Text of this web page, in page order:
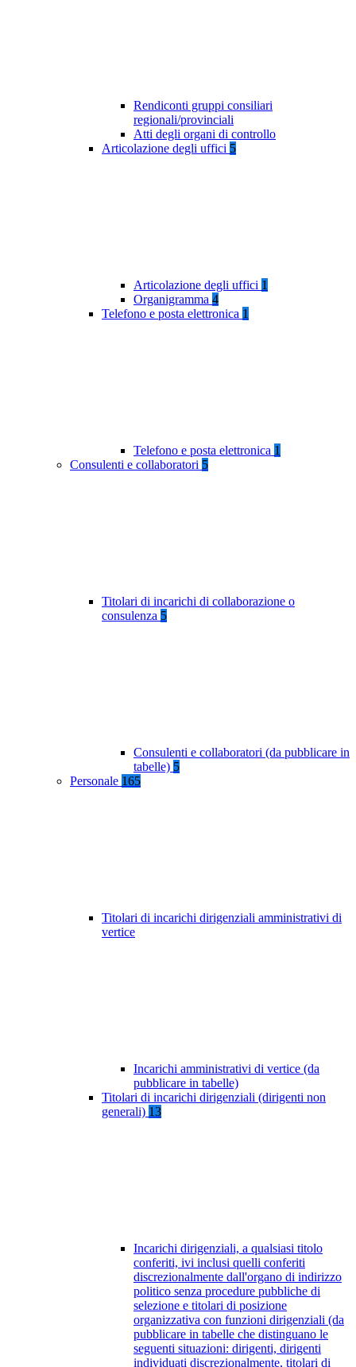
Rendiconti gruppi consiliari
regionali/provinciali
Atti degli organi di controllo
Articolazione degli uffici 5
Articolazione degli uffici 1
Organigramma 4
Telefono e posta elettronica 1
Telefono e posta elettronica 1
Consulenti e collaboratori 5
Titolari di incarichi di collaborazione o
consulenza 5
Consulenti e collaboratori (da pubblicare in
tabelle) 5
Personale 165
Titolari di incarichi dirigenziali amministrativi di
vertice
Incarichi amministrativi di vertice (da
pubblicare in tabelle)
Titolari di incarichi dirigenziali (dirigenti non
generali) 13
Incarichi dirigenziali, a qualsiasi titolo
conferiti, ivi inclusi quelli conferiti
discrezionalmente dall'organo di indirizzo
politico senza procedure pubbliche di
selezione e titolari di posizione
organizzativa con funzioni dirigenziali (da
pubblicare in tabelle che distinguano le
seguenti situazioni: dirigenti, dirigenti
individuati discrezionalmente, titolari di